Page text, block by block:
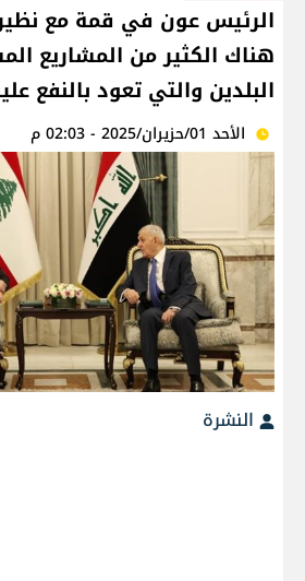
الرئيس عون في قمة مع
هناك الكثير من المشاريع
البلدين والتي تعود بالنفع
الأحد 01/حزيران/2025 - 02:03 م
النشرة